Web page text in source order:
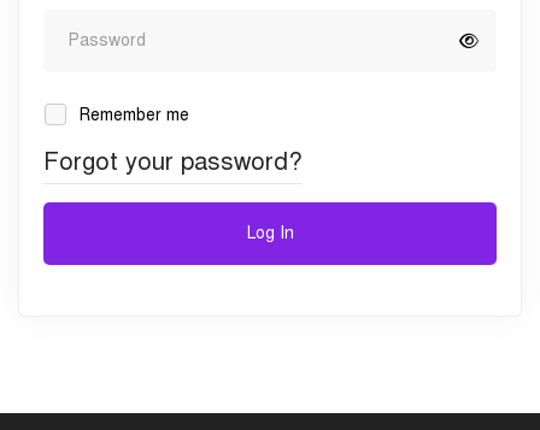
Remember me
Forgot your password?
Log In